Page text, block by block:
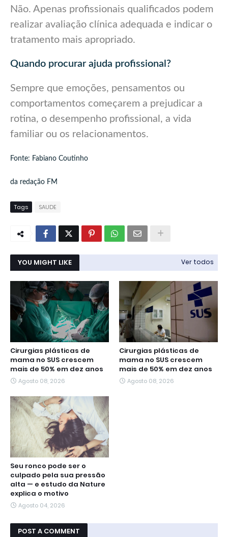
Não. Apenas profissionais qualificados podem
realizar avaliação clínica adequada e indicar o
tratamento mais apropriado.
Quando procurar ajuda profissional?
Sempre que emoções, pensamentos ou
comportamentos começarem a prejudicar a
rotina, o desempenho profissional, a vida
familiar ou os relacionamentos.
Fonte: Fabiano Coutinho
da redação FM
Tags SAUDE
YOU MIGHT LIKE Ver todos
Cirurgias plásticas de
mama no SUS crescem
mais de 50% em dez anos
Agosto 08, 2026
Cirurgias plásticas de
mama no SUS crescem
mais de 50% em dez anos
Agosto 08, 2026
Seu ronco pode ser o
culpado pela sua pressão
alta — e estudo da Nature
explica o motivo
Agosto 04, 2026
POST A COMMENT